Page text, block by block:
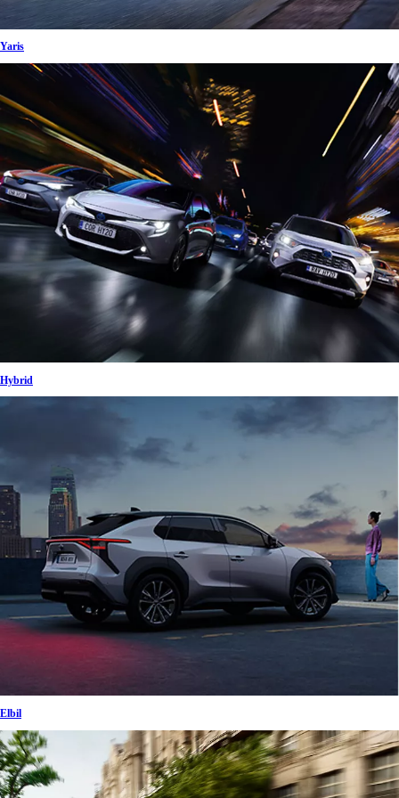
Yaris
Hybrid
Elbil